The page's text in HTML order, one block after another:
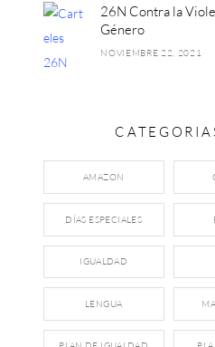
26N Contra la
Género
NOVIEMBRE 22, 2021
AMAZON
DÍAS ESPECIALES
IGUALDAD
LENGUA